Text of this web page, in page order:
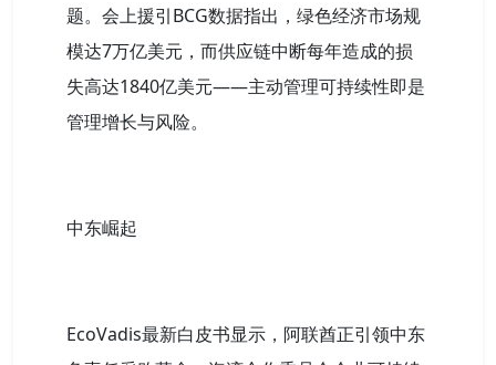
题。会上援引BCG数据指出，绿色经济市场规
模达7万亿美元，而供应链中断每年造成的损
失高达1840亿美元——主动管理可持续性即是
管理增长与风险。
中东崛起
EcoVadis最新白皮书显示，阿联酋正引领中东